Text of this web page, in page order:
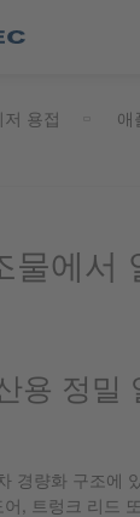
저 용접
애
물에서
용 정밀
경량화 구조에
, 트렁크 리드